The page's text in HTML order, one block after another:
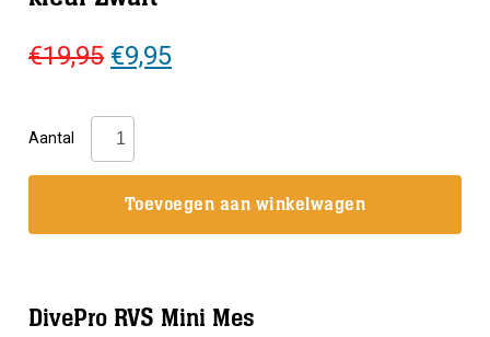
€19,95 Oorspronkelijke
was:
€19,95.
€9,95Huidige
Aantal
DivePro:
Mini
Zwart
Toevoegen aan winkelwagen
DivePro RVS Mini Mes